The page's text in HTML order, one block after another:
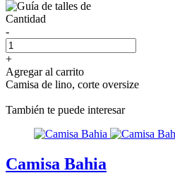
Cantidad
-
+
Agregar al carrito
Camisa de lino, corte oversize
También te puede interesar
Camisa Bahia